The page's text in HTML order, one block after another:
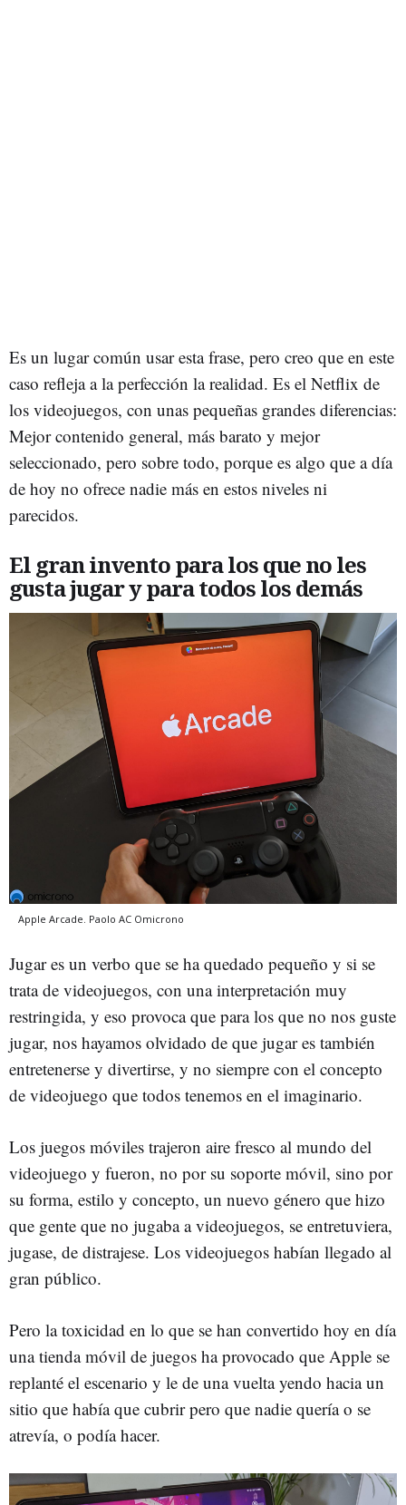
Es un lugar común usar esta frase, pero creo que en este
caso refleja a la perfección la realidad. Es el Netflix de
los videojuegos, con unas pequeñas grandes diferencias:
Mejor contenido general, más barato y mejor
seleccionado, pero sobre todo, porque es algo que a día
de hoy no ofrece nadie más en estos niveles ni
parecidos.
El gran invento para los que no les
gusta jugar y para todos los demás
Apple Arcade. Paolo AC Omicrono
Jugar es un verbo que se ha quedado pequeño y si se
trata de videojuegos, con una interpretación muy
restringida, y eso provoca que para los que no nos guste
jugar, nos hayamos olvidado de que jugar es también
entretenerse y divertirse, y no siempre con el concepto
de videojuego que todos tenemos en el imaginario.
Los juegos móviles trajeron aire fresco al mundo del
videojuego y fueron, no por su soporte móvil, sino por
su forma, estilo y concepto, un nuevo género que hizo
que gente que no jugaba a videojuegos, se entretuviera,
jugase, de distrajese. Los videojuegos habían llegado al
gran público.
Pero la toxicidad en lo que se han convertido hoy en día
una tienda móvil de juegos ha provocado que Apple se
replanté el escenario y le de una vuelta yendo hacia un
sitio que había que cubrir pero que nadie quería o se
atrevía, o podía hacer.